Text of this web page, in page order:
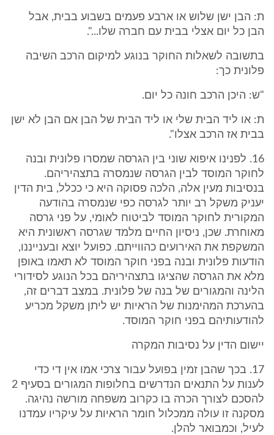
ת: הבן ישן שלוש או ארבע פעמים בשבוע בבית, אבל
הבן כל יום אצלי בבית עם חברה שלו...".
בתשובה לשאלות החוקר בנוגע למיקום הרכב השיבה
פלונית כך:
"ש: היכן הרכב חונה כל יום.
ת: או ליד הבית שלי או ליד הבית של הבן אם הבן לא ישן
בבית אז הרכב אצלו".
16. לפנינו איפוא שוני בין הגרסה שמסרו פלונית ובנה
לחוקר המוסד לבין הגרסה שנמסרה בתצהיריהם.
בנסיבות מעין אלה, הלכה פסוקה היא כי ככלל, בית הדין
יעניק משקל רב יותר לגרסה כפי שנמסרה בהודעה
המקורית לחוקר המוסד לביטוח לאומי, על פני גרסה
מאוחרת. שכן, ניסיון החיים מלמד שגרסה ראשונית היא
המשקפת את האירועים כהווייתם. כפועל יוצא ובענייננו,
הודעות פלונית ובנה בפני חוקר המוסד לא תאמו באופן
מלא את הגרסה שהציגו בתצהיריהם בכל הנוגע לסידורי
הלינה והמגורים של בנה של פלונית. במצב דברים זה,
בהערכת המהימנות של הראיות יש ליתן משקל מכריע
להודעותיהם בפני חוקר המוסד.
יישום הדין על נסיבות המקרה
17. בכך שהבן זמין בפועל עבור צרכי אמו אין די כדי
לענות על התנאים הנדרשים בחלופות המגורים בסעיף 2
להסכם לצורך הכרה בו כקרוב משפחה מורשה נהיגה.
מסקנה זו עולה ממכלול חומר הראיות על עיקריו עמדנו
לעיל, וכמבואר להלן.